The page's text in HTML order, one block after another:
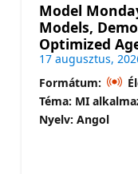
Model
Models,
Optimized
17 augusztus,
Formátum:
Téma: MI
Nyelv: Angol